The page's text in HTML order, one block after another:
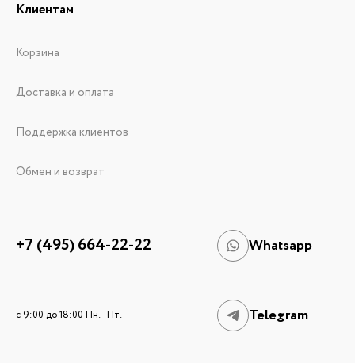
Клиентам
Корзина
Доставка и оплата
Поддержка клиентов
Обмен и возврат
+7 (495) 664-22-22 Whatsapp
c 9:00 до 18:00 Пн. - Пт. Telegram